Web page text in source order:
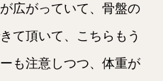
広がっていて、骨盤の
て頂いて、こちらもう
も注意しつつ、体重が